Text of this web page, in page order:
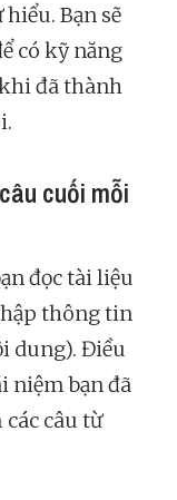
Bạn sẽ
có kỹ năng
đã thành
cuối mỗi
đọc tài liệu
thông tin
dung). Điều
niệm bạn đã
câu từ